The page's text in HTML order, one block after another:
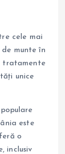
cele mai
munte în
tratamente
unice
este
o
inclusiv